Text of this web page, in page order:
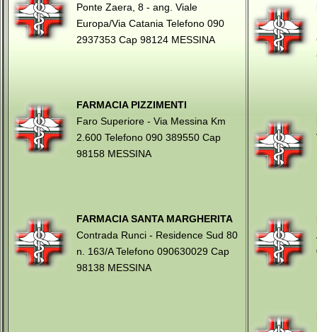
Ponte Zaera, 8 - ang. Viale
Europa/Via Catania Telefono 090
2937353 Cap 98124 MESSINA
FARMACIA PIZZIMENTI
Faro Superiore - Via Messina Km
2.600 Telefono 090 389550 Cap
98158 MESSINA
FARMACIA SANTA MARGHERITA
Contrada Runci - Residence Sud 80
n. 163/A Telefono 090630029 Cap
98138 MESSINA